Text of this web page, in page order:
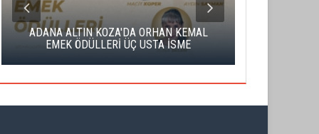
ADANA ALTIN KOZA'DA ORHAN KEMAL
EMEK ÖDÜLLERİ ÜÇ USTA İSME